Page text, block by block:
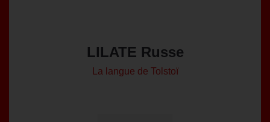
LILATE Russe
La langue de Tolstoï